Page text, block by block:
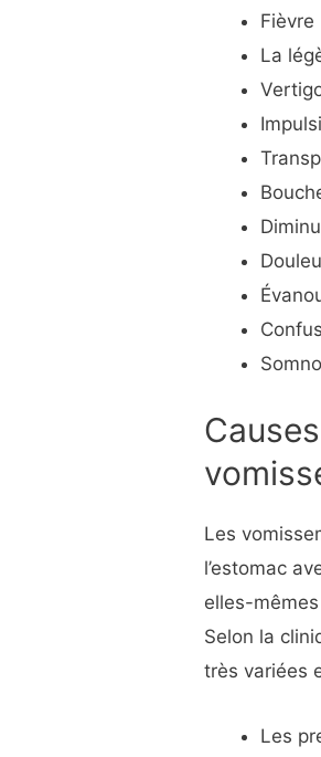
Fièvre
La
Les
l’estomac
elles-
Selon la
très variées
Les